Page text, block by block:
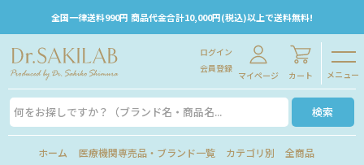
全国一律送料990円 商品代金合計10,000円(税込)以上で送料無料!
ログイン
会員登録
マイページ カート メニュー
検索
ホーム 医療機関専売品・ブランド一覧 カテゴリ別 全商品